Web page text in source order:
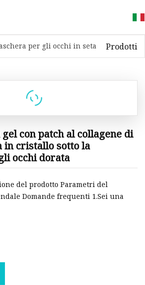
per gli occhi in seta Prodotti
con patch al collagene di
in cristallo sotto la
occhi dorata
del prodotto Parametri del
Domande frequenti 1.Sei una